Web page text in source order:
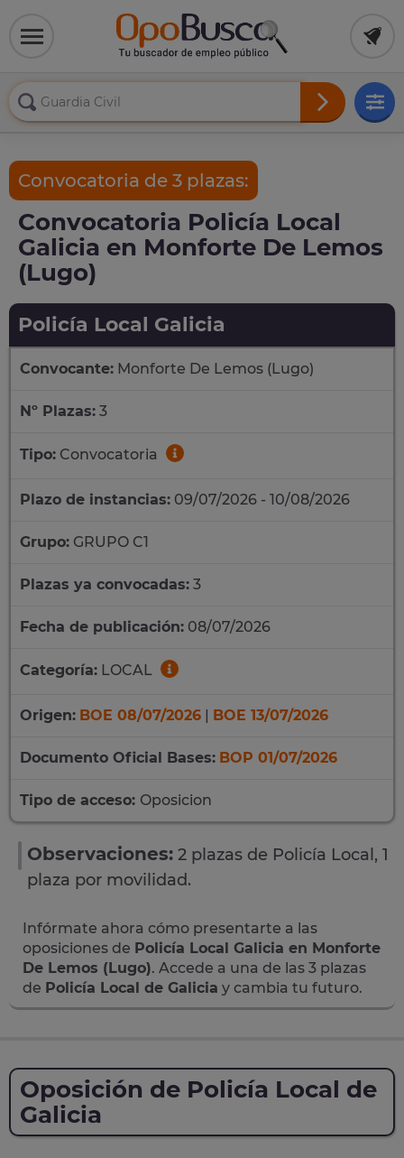
Convocatoria de 3 plazas:
Convocatoria Policía Local
Galicia en Monforte De Lemos
(Lugo)
Policía Local Galicia
Convocante: Monforte De Lemos (Lugo)
Nº Plazas: 3
Tipo: Convocatoria
Plazo de instancias: 09/07/2026 - 10/08/2026
Grupo: GRUPO C1
Plazas ya convocadas: 3
Fecha de publicación: 08/07/2026
Categoría: LOCAL
Origen: BOE 08/07/2026 | BOE 13/07/2026
Documento Oficial Bases: BOP 01/07/2026
Tipo de acceso: Oposicion
Observaciones: 2 plazas de Policía Local, 1
plaza por movilidad.
Infórmate ahora cómo presentarte a las
oposiciones de Policía Local Galicia en Monforte
De Lemos (Lugo). Accede a una de las 3 plazas
de Policía Local de Galicia y cambia tu futuro.
Oposición de Policía Local de
Galicia